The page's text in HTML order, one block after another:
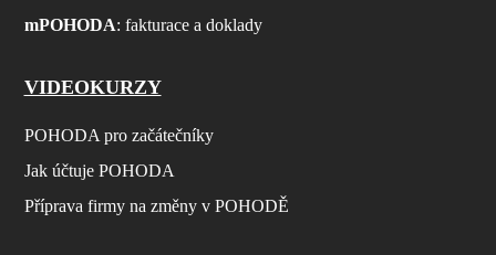
mPOHODA: fakturace a doklady
VIDEOKURZY
POHODA pro začátečníky
Jak účtuje POHODA
Příprava firmy na změny v POHODĚ